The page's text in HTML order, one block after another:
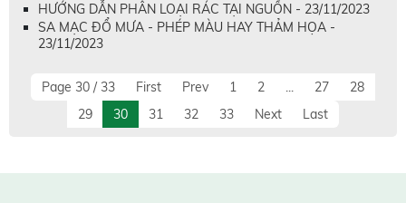
HƯỚNG DẪN PHÂN LOẠI RÁC TẠI NGUỒN - 23/11/2023
SA MẠC ĐỔ MƯA - PHÉP MÀU HAY THẢM HỌA -
23/11/2023
Page 30 / 33 First Prev 1 2 ... 27
28
29
30 31 32 33 Next Last